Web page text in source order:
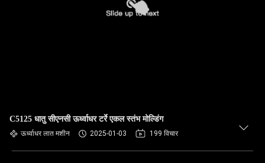
C5125 धातु सीएनसी ऊर्ध्वाधर टर्रे एकल स्तंभ मोल्डिंग
ऊर्ध्वाधर लात मशीन 2025-01-03 199 विचार